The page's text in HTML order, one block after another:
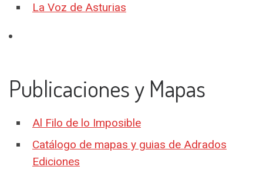
La Voz de Asturias
Publicaciones y Mapas
Al Filo de lo Imposible
Catálogo de mapas y guias de Adrados
Ediciones